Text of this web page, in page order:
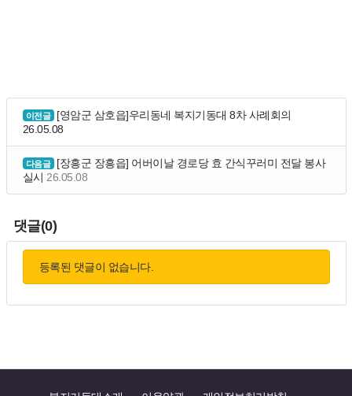
이전글
[영암군 삼호읍]우리동네 복지기동대 8차 사례회의
26.05.08
다음글
[장흥군 장흥읍] 어버이날 경로당 효 간식꾸러미 전달 봉사
실시 26.05.08
댓글(0)
등록된 댓글이 없습니다.